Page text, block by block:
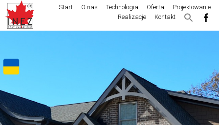
Start O nas Technologia Oferta
Projektowanie
Realizacje
Kontakt